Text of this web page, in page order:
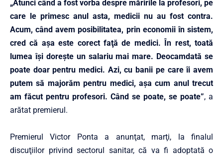
„Atunci când a fost vorba despre măririle la profesori, pe
care le primesc anul asta, medicii nu au fost contra.
Acum, când avem posibilitatea, prin economii în sistem,
cred că aşa este corect faţă de medici. În rest, toată
lumea îşi doreşte un salariu mai mare. Deocamdată se
poate doar pentru medici. Azi, cu banii pe care îi avem
putem să majorăm pentru medici, aşa cum anul trecut
am făcut pentru profesori. Când se poate, se poate”, a
arătat premierul.
Premierul Victor Ponta a anunţat, marţi, la finalul
discuţiilor privind sectorul sanitar, că va fi adoptată o